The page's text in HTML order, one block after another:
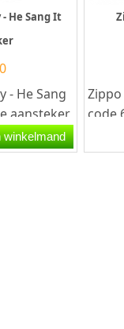
He Sang It
- He Sang
aansteker
winkelmand
code